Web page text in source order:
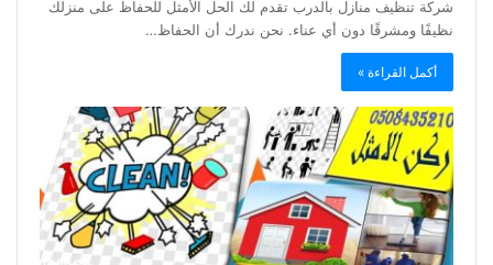
شركة تنظيف منازل بالدرب تقدم لك الحل الأمثل للحفاظ على منزلك
نظيفًا ومشرقًا دون أي عناء. نحن ندرك أن الحفاظ…
أكمل القراءة »